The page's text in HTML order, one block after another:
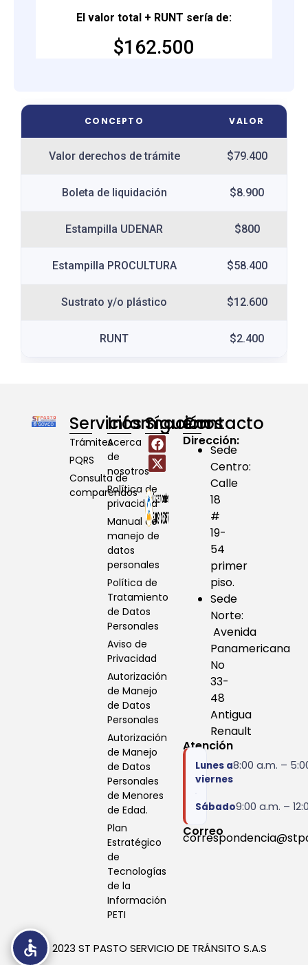
El valor total + RUNT sería de:
$162.500
CONCEPTO VALOR
Valor derechos de trámite $79.400
Boleta de liquidación $8.900
Estampilla UDENAR $800
Estampilla PROCULTURA $58.400
Sustrato y/o plástico $12.600
RUNT $2.400
Servicios
Trámites
PQRS
Consulta de
comparendos
Información
Acerca
de
nosotros
Política de
privacidad
Manual de
manejo de
datos
personales
Política de
Tratamiento
de Datos
Personales
Aviso de
Privacidad
Autorización
de Manejo
de Datos
Personales
Autorización
de Manejo
de Datos
Personales
de Menores
de Edad.
Plan
Estratégico
de
Tecnologías
de la
Información
PETI
SíguenosContacto
Dirección:
Sede
Centro:
Calle
18
#
19-
54
primer
piso.
Sede
Norte:
Avenida
Panamericana
No
33-
48
Antigua
Renault
Atención
Lunes a
viernes
8:00 a.m. –
Sábado9:00 a.m. –
Correo
© 2023 ST PASTO SERVICIO DE TRÁNSITO S.A.S